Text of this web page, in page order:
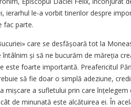
ierarhul le-a vorbit tinerilor despre
fac parte.
care se desfășoară tot la
întâlnim și să ne bucurăm de măreția
este foarte importantă. Preafericitul
să fie doar o simplă adeziune,
mișcare a sufletului prin care
de minunată este alcătuirea ei. În